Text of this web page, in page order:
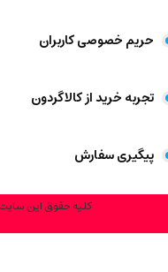
حریم خصوصی کاربران
تجربه خرید از کالاگردون
پیگیری سفارش
کلیه حقوق این